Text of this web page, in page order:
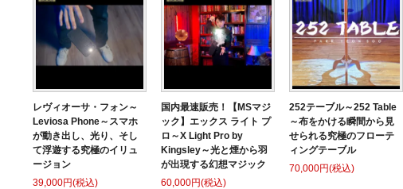
レヴィオーサ・フォン～
Leviosa Phone～スマホ
が動き出し、光り、そし
て浮遊する究極のイリュ
ージョン
39,000円(税込)
国内最速販売！【MSマジ
ック】エックス ライト プ
ロ～X Light Pro by
Kingsley～光と煙から羽
が出現する幻想マジック
60,000円(税込)
252テーブル～252 Table
～布をかける瞬間から見
せられる究極のフローテ
ィングテーブル
70,000円(税込)